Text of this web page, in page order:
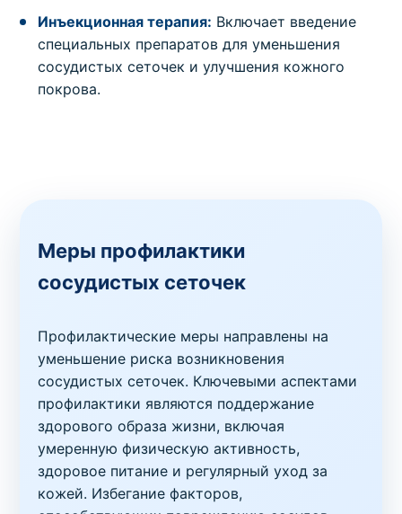
Инъекционная терапия: Включает введение
специальных препаратов для уменьшения
сосудистых сеточек и улучшения кожного
покрова.
Меры профилактики
сосудистых сеточек
Профилактические меры направлены на
уменьшение риска возникновения
сосудистых сеточек. Ключевыми аспектами
профилактики являются поддержание
здорового образа жизни, включая
умеренную физическую активность,
здоровое питание и регулярный уход за
кожей. Избегание факторов,